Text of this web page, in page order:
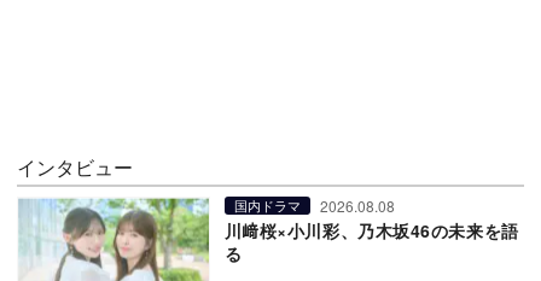
インタビュー
国内ドラマ 2026.08.08
川﨑桜×小川彩、乃木坂46の未来を語
る